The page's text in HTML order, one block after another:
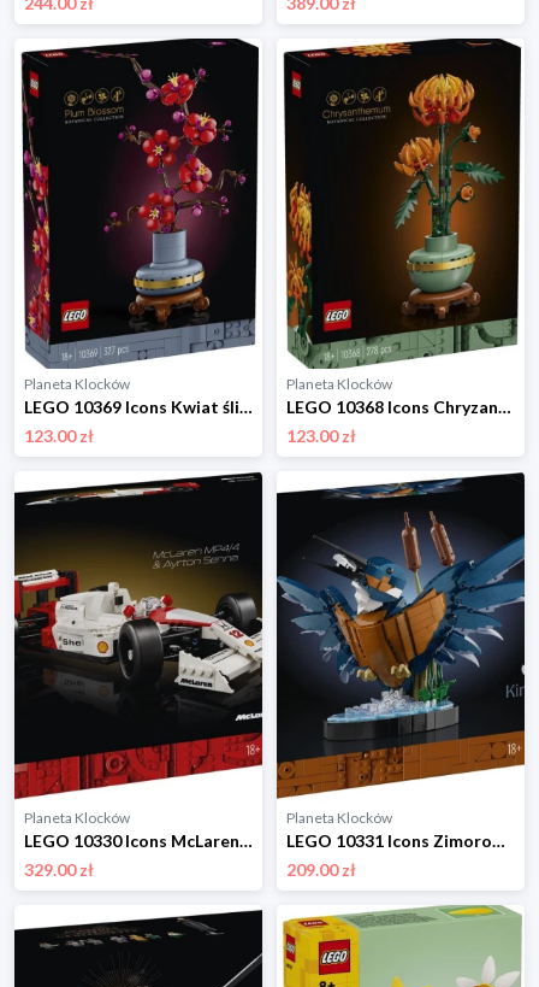
Planeta Klocków
LEGO 10369 Icons Kwiat śliwy Lego
123.00 zł
Planeta Klocków
LEGO 10368 Icons Chryzantema Lego
123.00 zł
Planeta Klocków
LEGO 10330 Icons McLaren MP4/4 i Ayrton Senna Lego
329.00 zł
Planeta Klocków
LEGO 10331 Icons Zimorodek Lego
209.00 zł